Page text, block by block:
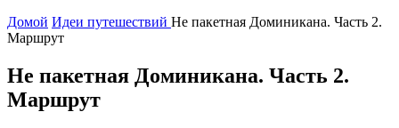
Домой Идеи путешествий Не пакетная Доминикана. Часть 2.
Маршрут
Не пакетная Доминикана. Часть 2.
Маршрут